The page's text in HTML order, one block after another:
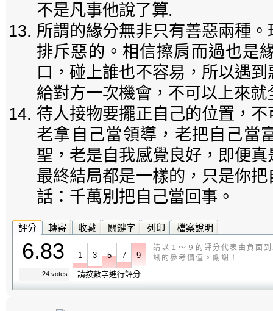
不是凡事他說了算.
所謂的緣分無非只有善惡兩種
排斥惡的。相信擦肩而過也是
口，碰上誰也不容易，所以遇
給對方一次機會，不可以上來就
待人接物要擺正自己的位置，
老拿自己當領導，老把自己當
聖，老是自我感覺良好，即便
最終結局都是一樣的，只是你
話：千萬別把自己當回事 。
評分 轉寄 收藏 關鍵字 列印 檔案說明
6.83
24 votes
1 3 5 7 9
請按數字進行評分
請以１～９的評分代表由負面
訊的參考價值。謝謝！